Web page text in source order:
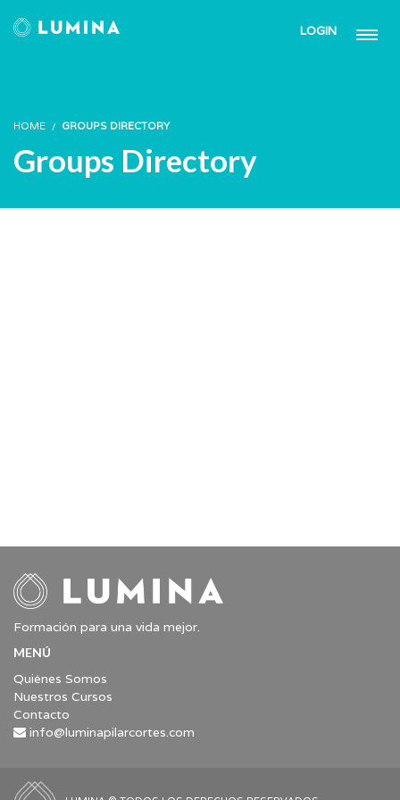
LOGIN
HOME GROUPS DIRECTORY
Groups Directory
Formación para una vida mejor.
MENÚ
Quiénes Somos
Nuestros Cursos
Contacto
info@luminapilarcortes.com